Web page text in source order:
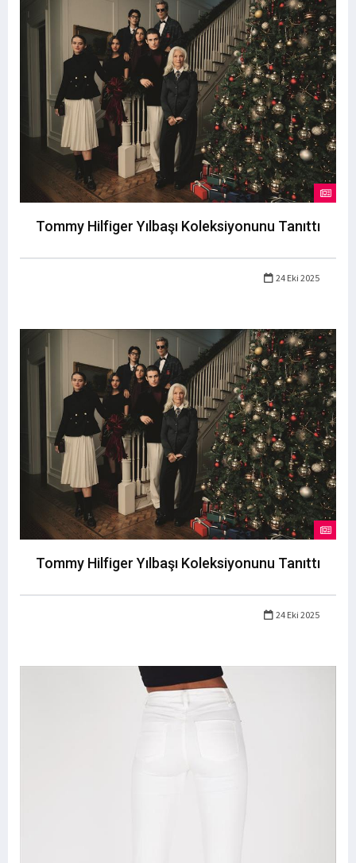
Tommy Hilfiger Yılbaşı Koleksiyonunu Tanıttı
24 Eki 2025
Tommy Hilfiger Yılbaşı Koleksiyonunu Tanıttı
24 Eki 2025